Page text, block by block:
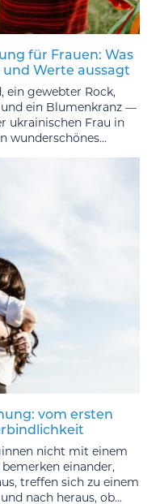
für Frauen: Was
Werte aussagt
ein gewebter Rock,
ein Blumenkranz —
ukrainischen Frau in
wunderschönes...
vom ersten
nicht mit einem
einander,
treffen sich zu einem
nach heraus, ob...